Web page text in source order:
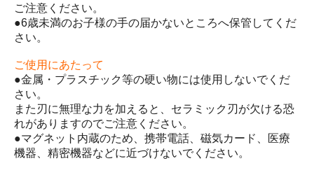
ご注意ください。
●6歳未満のお子様の手の届かないところへ保管してくだ
さい。
ご使用にあたって
●金属・プラスチック等の硬い物には使用しないでくだ
さい。
また刃に無理な力を加えると、セラミック刃が欠ける恐
れがありますのでご注意ください。
●マグネット内蔵のため、携帯電話、磁気カード、医療
機器、精密機器などに近づけないでください。